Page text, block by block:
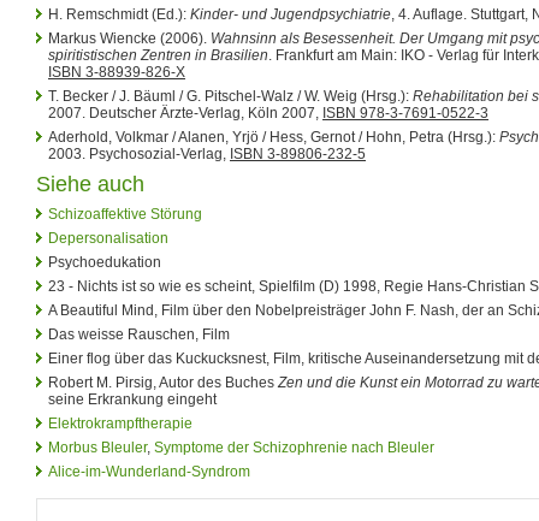
H. Remschmidt (Ed.): Kinder- und Jugendpsychiatrie, 4. Auflage. Stuttgart,
Markus Wiencke (2006). Wahnsinn als Besessenheit. Der Umgang mit
spiritistischen Zentren in Brasilien. Frankfurt am Main: IKO - Verlag für
ISBN 3-88939-826-X
T. Becker / J. Bäuml / G. Pitschel-Walz / W. Weig (Hrsg.): Rehabilitation bei
2007. Deutscher Ärzte-Verlag, Köln 2007, ISBN 978-3-7691-0522-3
Aderhold, Volkmar / Alanen, Yrjö / Hess, Gernot / Hohn, Petra (Hrsg.):
2003. Psychosozial-Verlag, ISBN 3-89806-232-5
Siehe auch
Schizoaffektive Störung
Depersonalisation
Psychoedukation
23 - Nichts ist so wie es scheint, Spielfilm (D) 1998, Regie Hans-Christian
A Beautiful Mind, Film über den Nobelpreisträger John F. Nash, der an
Das weisse Rauschen, Film
Einer flog über das Kuckucksnest, Film, kritische Auseinandersetzung mit
Robert M. Pirsig, Autor des BuchesZen und die Kunst ein Motorrad zu
seine Erkrankung eingeht
Elektrokrampftherapie
Morbus Bleuler, Symptome der Schizophrenie nach Bleuler
Alice-im-Wunderland-Syndrom